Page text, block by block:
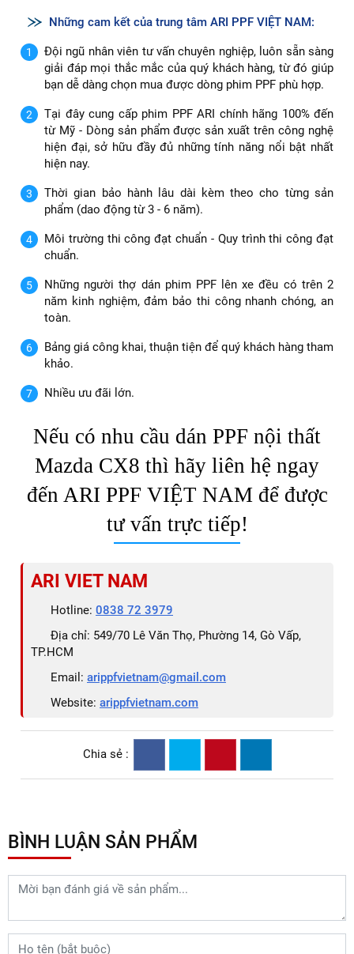
Những cam kết của trung tâm ARI PPF VIỆT NAM:
Đội ngũ nhân viên tư vấn chuyên nghiệp, luôn sẵn sàng
giải đáp mọi thắc mắc của quý khách hàng, từ đó giúp
bạn dễ dàng chọn mua được dòng phim PPF phù hợp.
Tại đây cung cấp phim PPF ARI chính hãng 100% đến
từ Mỹ - Dòng sản phẩm được sản xuất trên công nghệ
hiện đại, sở hữu đầy đủ những tính năng nổi bật nhất
hiện nay.
Thời gian bảo hành lâu dài kèm theo cho từng sản
phẩm (dao động từ 3 - 6 năm).
Môi trường thi công đạt chuẩn - Quy trình thi công đạt
chuẩn.
Những người thợ dán phim PPF lên xe đều có trên 2
năm kinh nghiệm, đảm bảo thi công nhanh chóng, an
toàn.
Bảng giá công khai, thuận tiện để quý khách hàng tham
khảo.
Nhiều ưu đãi lớn.
Nếu có nhu cầu dán PPF nội thất
Mazda CX8 thì hãy liên hệ ngay
đến ARI PPF VIỆT NAM để được
tư vấn trực tiếp!
ARI VIET NAM
Hotline: 0838 72 3979
Địa chỉ: 549/70 Lê Văn Thọ, Phường 14, Gò Vấp,
TP.HCM
Email: arippfvietnam@gmail.com
Website: arippfvietnam.com
Chia sẻ :
BÌNH LUẬN SẢN PHẨM